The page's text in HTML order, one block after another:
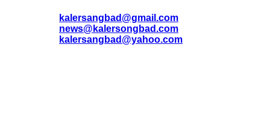
kalersangbad@gmail.com
news@kalersongbad.com
kalersangbad@yahoo.com